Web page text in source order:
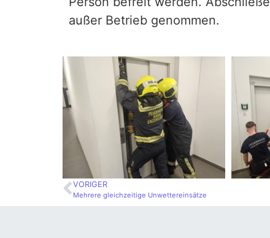
außer Betrieb genommen.
VORIGER
Mehrere gleichzeitige Unwettereinsätze